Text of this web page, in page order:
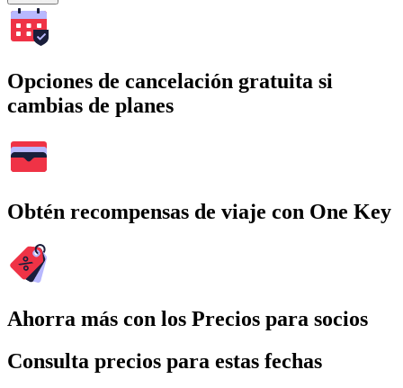
Opciones de cancelación gratuita si
cambias de planes
Obtén recompensas de viaje con One Key
Ahorra más con los Precios para socios
Consulta precios para estas fechas